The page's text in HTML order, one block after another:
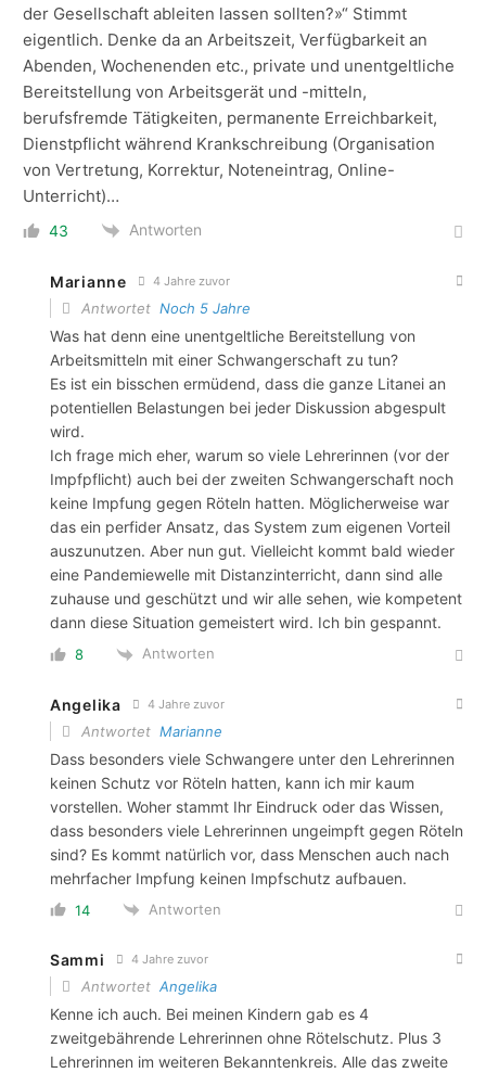
der Gesellschaft ableiten lassen sollten?»“ Stimmt
eigentlich. Denke da an Arbeitszeit, Verfügbarkeit an
Abenden, Wochenenden etc., private und unentgeltliche
Bereitstellung von Arbeitsgerät und -mitteln,
berufsfremde Tätigkeiten, permanente Erreichbarkeit,
Dienstpflicht während Krankschreibung (Organisation
von Vertretung, Korrektur, Noteneintrag, Online-
Unterricht)…
43 Antworten
Marianne 4 Jahre zuvor
Antwortet Noch 5 Jahre
Was hat denn eine unentgeltliche Bereitstellung von
Arbeitsmitteln mit einer Schwangerschaft zu tun?
Es ist ein bisschen ermüdend, dass die ganze Litanei an
potentiellen Belastungen bei jeder Diskussion abgespult
wird.
Ich frage mich eher, warum so viele Lehrerinnen (vor der
Impfpflicht) auch bei der zweiten Schwangerschaft noch
keine Impfung gegen Röteln hatten. Möglicherweise war
das ein perfider Ansatz, das System zum eigenen Vorteil
auszunutzen. Aber nun gut. Vielleicht kommt bald wieder
eine Pandemiewelle mit Distanzinterricht, dann sind alle
zuhause und geschützt und wir alle sehen, wie kompetent
dann diese Situation gemeistert wird. Ich bin gespannt.
8 Antworten
Angelika 4 Jahre zuvor
Antwortet Marianne
Dass besonders viele Schwangere unter den Lehrerinnen
keinen Schutz vor Röteln hatten, kann ich mir kaum
vorstellen. Woher stammt Ihr Eindruck oder das Wissen,
dass besonders viele Lehrerinnen ungeimpft gegen Röteln
sind? Es kommt natürlich vor, dass Menschen auch nach
mehrfacher Impfung keinen Impfschutz aufbauen.
14 Antworten
Sammi 4 Jahre zuvor
Antwortet Angelika
Kenne ich auch. Bei meinen Kindern gab es 4
zweitgebährende Lehrerinnen ohne Rötelschutz. Plus 3
Lehrerinnen im weiteren Bekanntenkreis. Alle das zweite